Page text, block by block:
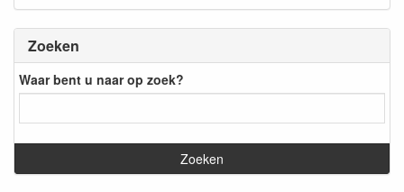
Zoeken
Waar bent u naar op zoek?